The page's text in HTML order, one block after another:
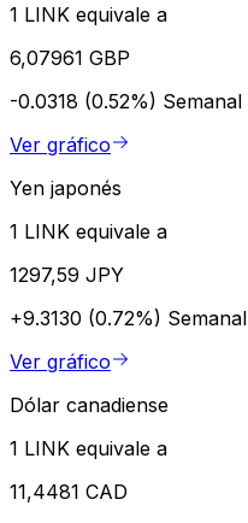
1 LINK equivale a
6,07961 GBP
-0.0318 (0.52%) Semanal
Ver gráfico
Yen japonés
1 LINK equivale a
1297,59 JPY
+9.3130 (0.72%) Semanal
Ver gráfico
Dólar canadiense
1 LINK equivale a
11,4481 CAD